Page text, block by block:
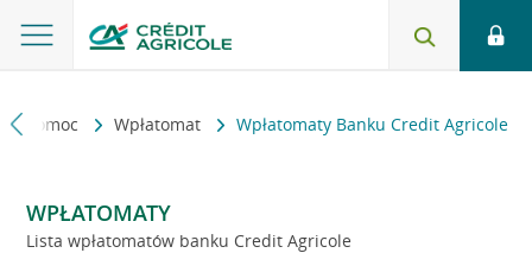
i pomoc Wpłatomat Wpłatomaty Banku Credit Agricole
WPŁATOMATY
Lista wpłatomatów banku Credit Agricole